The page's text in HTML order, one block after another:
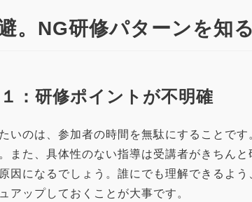
。NG研修パターンを知る
：研修ポイントが不明確
いのは、参加者の時間を無駄にすることで
また、具体性のない指導は受講者がきちん
因になるでしょう。誰にでも理解できるよ
アップしておくことが大事です。